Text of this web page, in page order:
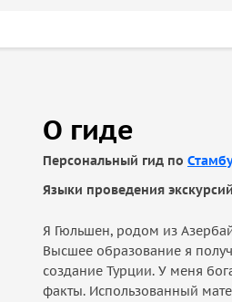
О гиде
Персональный гид по
Языки проведения
Я Гюльшен, родом из
Высшее образование я
создание Турции. У меня
факты. Использованный